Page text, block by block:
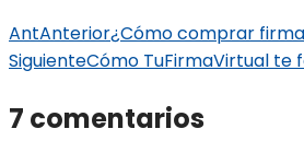
AntAnterior¿Cómo comprar
SiguienteCómo TuFirmaVirtual te
7 comentarios